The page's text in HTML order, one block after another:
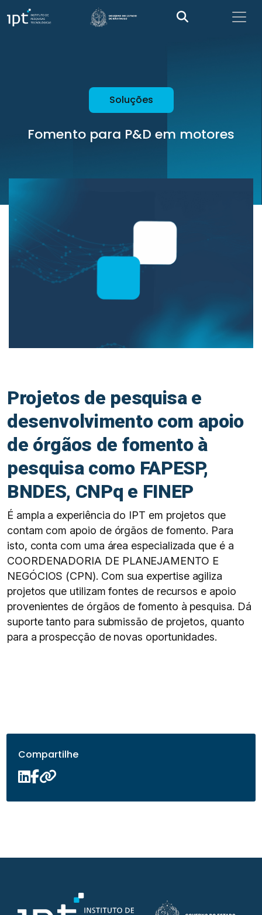
Soluções
Fomento para P&D em motores
Projetos de pesquisa e
desenvolvimento com apoio
de órgãos de fomento à
pesquisa como FAPESP,
BNDES, CNPq e FINEP
É ampla a experiência do IPT em projetos que
contam com apoio de órgãos de fomento. Para
isto, conta com uma área especializada que é a
COORDENADORIA DE PLANEJAMENTO E
NEGÓCIOS (CPN). Com sua expertise agiliza
projetos que utilizam fontes de recursos e apoio
provenientes de órgãos de fomento à pesquisa. Dá
suporte tanto para submissão de projetos, quanto
para a prospecção de novas oportunidades.
Compartilhe